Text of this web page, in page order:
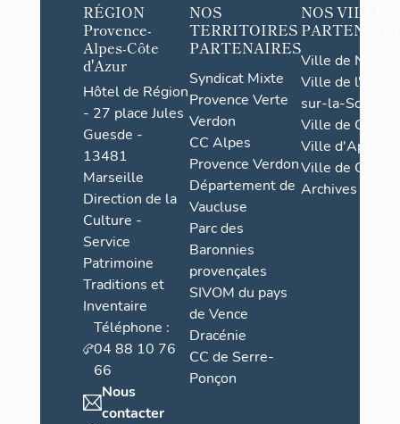
RÉGION
Provence-
Alpes-Côte
d'Azur
Hôtel de Région
- 27 place Jules
Guesde -
13481
Marseille
Direction de la
Culture -
Service
Patrimoine
Traditions et
Inventaire
Téléphone :
04 88 10 76
66
Nous
contacter
NOS
TERRITOIRES
PARTENAIRES
Syndicat Mixte
Provence Verte
Verdon
CC Alpes
Provence Verdon
Département de
Vaucluse
Parc des
Baronnies
provençales
SIVOM du pays
de Vence
Dracénie
CC de Serre-
Ponçon
NOS VILLES
Ville de Nice
Ville de l'Isle-
sur-la-Sorgue
Ville de Grasse
Ville d'Apt
Ville de
Archives